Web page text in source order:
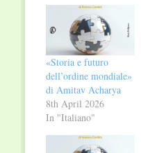
«Storia e futuro
dell’ordine mondiale»
di Amitav Acharya
8th April 2026
In "Italiano"